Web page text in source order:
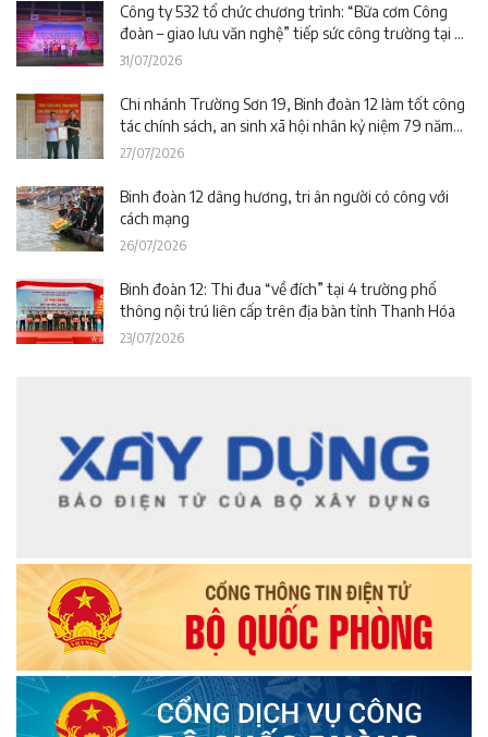
Công ty 532 tổ chức chương trình: “Bữa cơm Công
đoàn – giao lưu văn nghệ” tiếp sức công trường tại dự
án Trường phổ thông nội trú liên cấp La Êê (TP. Đà
31/07/2026
Chi nhánh Trường Sơn 19, Binh đoàn 12 làm tốt công
tác chính sách, an sinh xã hội nhân kỷ niệm 79 năm
Ngày Thương binh – Liệt sĩ
27/07/2026
Binh đoàn 12 dâng hương, tri ân người có công với
cách mạng
26/07/2026
Binh đoàn 12: Thi đua “về đích” tại 4 trường phổ
thông nội trú liên cấp trên địa bàn tỉnh Thanh Hóa
23/07/2026